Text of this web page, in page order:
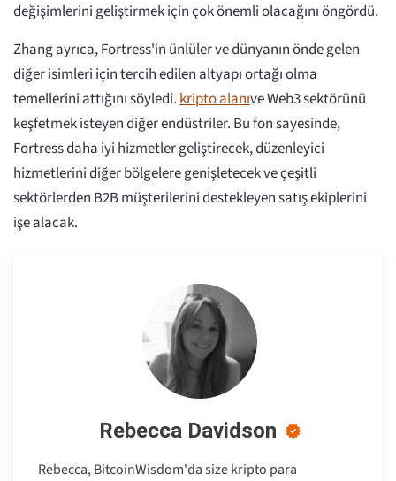
değişimlerini geliştirmek için çok önemli olacağını öngördü.
Zhang ayrıca, Fortress'in ünlüler ve dünyanın önde gelen
diğer isimleri için tercih edilen altyapı ortağı olma
temellerini attığını söyledi.kripto alanıve Web3 sektörünü
keşfetmek isteyen diğer endüstriler. Bu fon sayesinde,
Fortress daha iyi hizmetler geliştirecek, düzenleyici
hizmetlerini diğer bölgelere genişletecek ve çeşitli
sektörlerden B2B müşterilerini destekleyen satış ekiplerini
işe alacak.
Rebecca Davidson
Rebecca, BitcoinWisdom'da size kripto para